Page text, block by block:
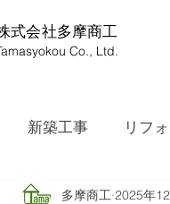
式会社​多摩商工
Co., Ltd.
新築工事 リフ
多摩商工 2025年